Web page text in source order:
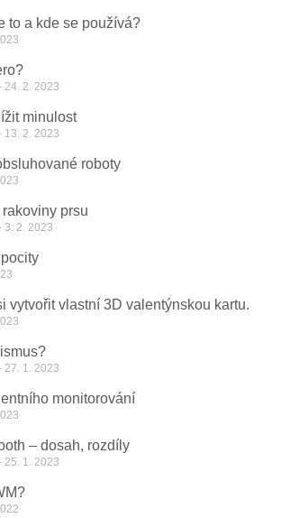
to a kde se používá?
24. 2. 2023
minulost
13. 2. 2023
roboty
prsu
3. 2. 2023
vytvořit vlastní 3D valentýnskou kartu.
27. 1. 2023
monitorování
– dosah, rozdíly
25. 1. 2023